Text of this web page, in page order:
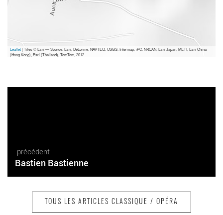
Leaflet| Tiles © Esri — Source: Esri, DeLorme, NAVTEQ, USGS, Intermap, iPC, NRCAN, Esri Japan, METI, Esri China
(Hong Kong), Esri (Thailand), TomTom, 2012
précédent
Bastien Bastienne
TOUS LES ARTICLES CLASSIQUE / OPÉRA